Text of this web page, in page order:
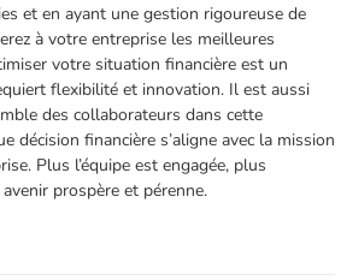
et en ayant une gestion rigoureuse de
à votre entreprise les meilleures
votre situation financière est un
flexibilité et innovation. Il est aussi
des collaborateurs dans cette
décision financière s’aligne avec la mission
Plus l’équipe est engagée, plus
prospère et pérenne.